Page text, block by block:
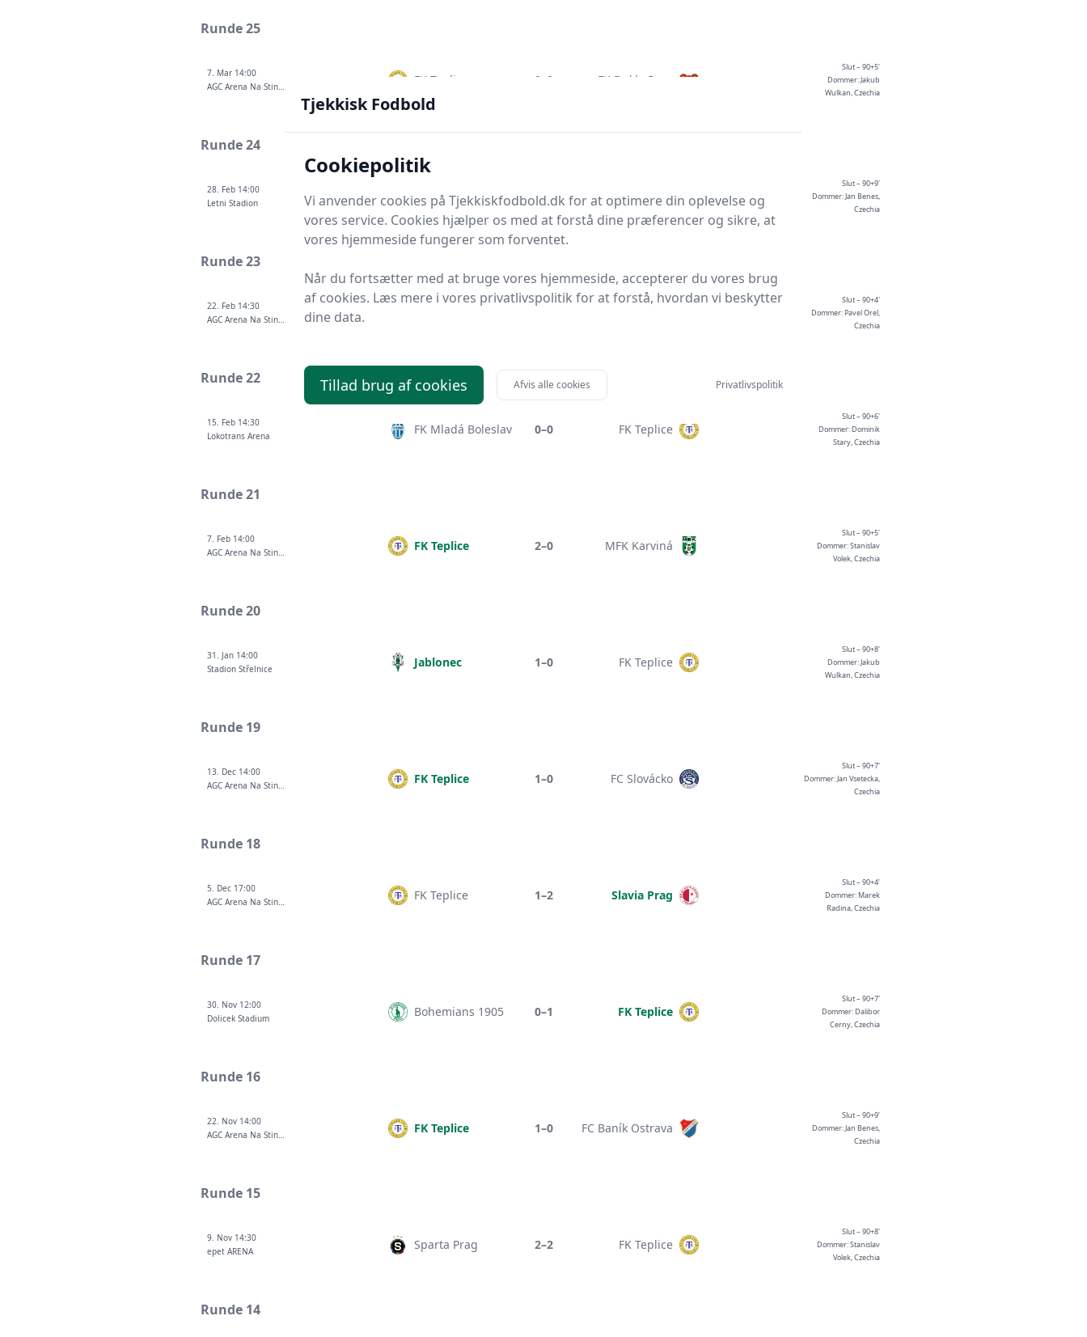
Runde 25
7. Mar 14:00
AGC Arena Na Stinadlech
FK Teplice 0–0 FK Dukla Prag
Slut – 90+5'
Dommer: Jakub
Wulkan, Czechia
Runde 24
28. Feb 14:00
Letni Stadion
FK Pardubice 1–1 FK Teplice
Slut – 90+9'
Dommer: Jan Benes,
Czechia
Runde 23
22. Feb 14:30
AGC Arena Na Stinadlech
Slut – 90+4'
Dommer: Pavel Orel,
Czechia
Runde 22
15. Feb 14:30
Lokotrans Arena
FK Mladá Boleslav 0–0 FK Teplice
Slut – 90+6'
Dommer: Dominik
Stary, Czechia
Runde 21
7. Feb 14:00
AGC Arena Na Stinadlech
FK Teplice 2–0 MFK Karviná
Slut – 90+5'
Dommer: Stanislav
Volek, Czechia
Runde 20
31. Jan 14:00
Stadion Střelnice
Jablonec 1–0 FK Teplice
Slut – 90+8'
Dommer: Jakub
Wulkan, Czechia
Runde 19
13. Dec 14:00
AGC Arena Na Stinadlech
FK Teplice 1–0 FC Slovácko
Slut – 90+7'
Dommer: Jan Vsetecka,
Czechia
Runde 18
5. Dec 17:00
AGC Arena Na Stinadlech
FK Teplice 1–2 Slavia Prag
Slut – 90+4'
Dommer: Marek
Radina, Czechia
Runde 17
30. Nov 12:00
Dolicek Stadium
Bohemians 1905 0–1 FK Teplice
Slut – 90+7'
Dommer: Dalibor
Cerny, Czechia
Runde 16
22. Nov 14:00
AGC Arena Na Stinadlech
FK Teplice 1–0 FC Baník Ostrava
Slut – 90+9'
Dommer: Jan Benes,
Czechia
Runde 15
9. Nov 14:30
epet ARENA
Sparta Prag 2–2 FK Teplice
Slut – 90+8'
Dommer: Stanislav
Volek, Czechia
Runde 14
Tjekkisk Fodbold
Cookiepolitik
Vi anvender cookies på Tjekkiskfodbold.dk for at optimere din oplevelse og
vores service. Cookies hjælper os med at forstå dine præferencer og sikre, at
vores hjemmeside fungerer som forventet.
Når du fortsætter med at bruge vores hjemmeside, accepterer du vores brug
af cookies. Læs mere i vores privatlivspolitik for at forstå, hvordan vi beskytter
dine data.
Tillad brug af cookies Afvis alle cookies Privatlivspolitik